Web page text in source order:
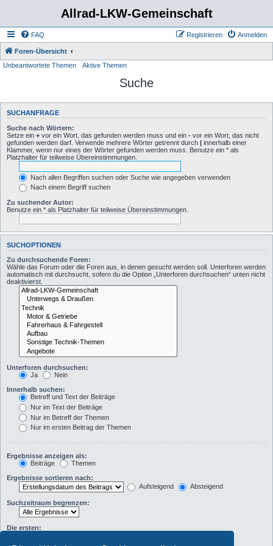
Allrad-LKW-Gemeinschaft
FAQ Anmelden
Registrieren
Foren-Übersicht
Unbeantwortete Themen
Aktive Themen
Suche
SUCHANFRAGE
Suche nach Wörtern:
Setze ein + vor ein Wort, das gefunden werden muss und ein - vor ein Wort, das nicht
gefunden werden darf. Verwende mehrere Wörter getrennt durch | innerhalb einer
Klammer, wenn nur eines der Wörter gefunden werden muss. Benutze ein * als
Platzhalter für teilweise Übereinstimmungen.
Nach allen Begriffen suchen oder Suche wie angegeben verwenden
Nach einem Begriff suchen
Zu suchender Autor:
Benutze ein * als Platzhalter für teilweise Übereinstimmungen.
SUCHOPTIONEN
Zu durchsuchende Foren:
Wähle das Forum oder die Foren aus, in denen gesucht werden soll. Unterforen werden
automatisch mit durchsucht, sofern du die Option „Unterforen durchsuchen“ unten nicht
deaktivierst.
Unterforen durchsuchen:
Ja
Nein
Innerhalb suchen:
Betreff und Text der Beiträge
Nur im Text der Beiträge
Nur im Betreff der Themen
Nur im ersten Beitrag der Themen
Ergebnisse anzeigen als:
Beiträge
Themen
Ergebnisse sortieren nach:
Aufsteigend
Absteigend
Suchzeitraum begrenzen:
Die ersten: